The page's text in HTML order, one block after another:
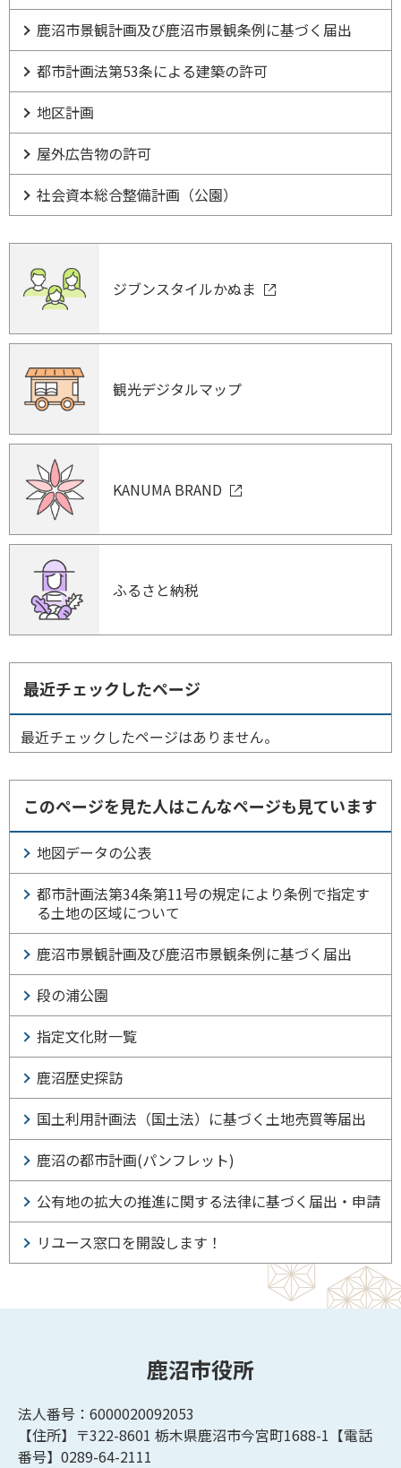
鹿沼市景観計画及び鹿沼市景観条例に基づく届出
都市計画法第53条による建築の許可
地区計画
屋外広告物の許可
社会資本総合整備計画（公園）
ジブンスタイルかぬま
観光デジタルマップ
KANUMA BRAND
ふるさと納税
最近チェックしたページ
最近チェックしたページはありません。
このページを見た人はこんなページも見ています
地図データの公表
都市計画法第34条第11号の規定により条例で指定す
る土地の区域について
鹿沼市景観計画及び鹿沼市景観条例に基づく届出
段の浦公園
指定文化財一覧
鹿沼歴史探訪
国土利用計画法（国土法）に基づく土地売買等届出
鹿沼の都市計画(パンフレット)
公有地の拡大の推進に関する法律に基づく届出・申請
リユース窓口を開設します！
鹿沼市役所
法人番号：6000020092053
【住所】〒322-8601 栃木県鹿沼市今宮町1688-1【電話
番号】0289-64-2111